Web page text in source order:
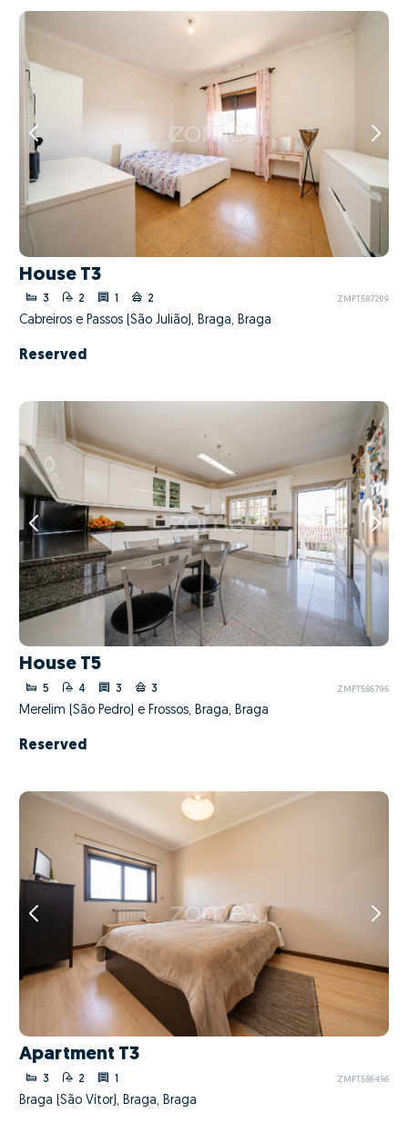
House T3
3 2 1 2 ZMPT587209
Cabreiros e Passos (São Julião), Braga, Braga
Reserved
House T5
5 4 3 3 ZMPT586796
Merelim (São Pedro) e Frossos, Braga, Braga
Reserved
Apartment T3
3 2 1 ZMPT586456
Braga (São Vítor), Braga, Braga